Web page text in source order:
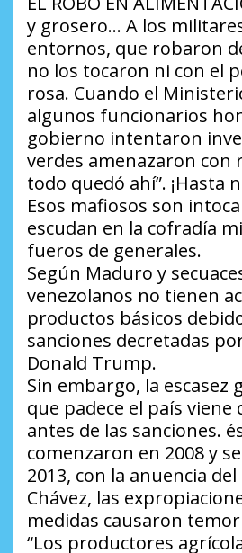
y grosero… A los
entornos, que robaron
no los tocaron ni con el
rosa. Cuando el
algunos funcionarios
gobierno intentaron
verdes amenazaron con
todo quedó ahí”. ¡Hasta
Esos mafiosos son
escudan en la cofradía
fueros de generales.
Según Maduro y
venezolanos no tienen
productos básicos
sanciones decretadas
Donald Trump.
Sin embargo, la escasez
que padece el país viene
antes de las sanciones.
comenzaron en 2008 y
2013, con la anuencia
Chávez, las
medidas causaron
“Los productores